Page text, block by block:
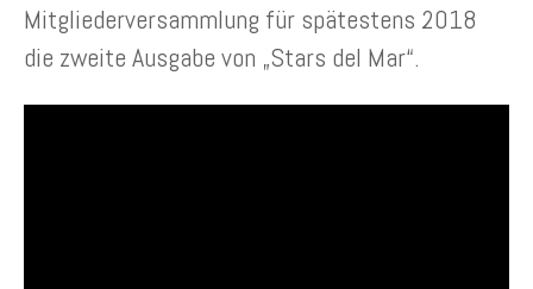
Mitgliederversammlung für spätestens 2018
die zweite Ausgabe von „Stars del Mar“.